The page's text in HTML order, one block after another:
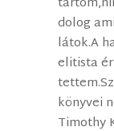
dolog
látok.A
elitista
könyvei
Timothy